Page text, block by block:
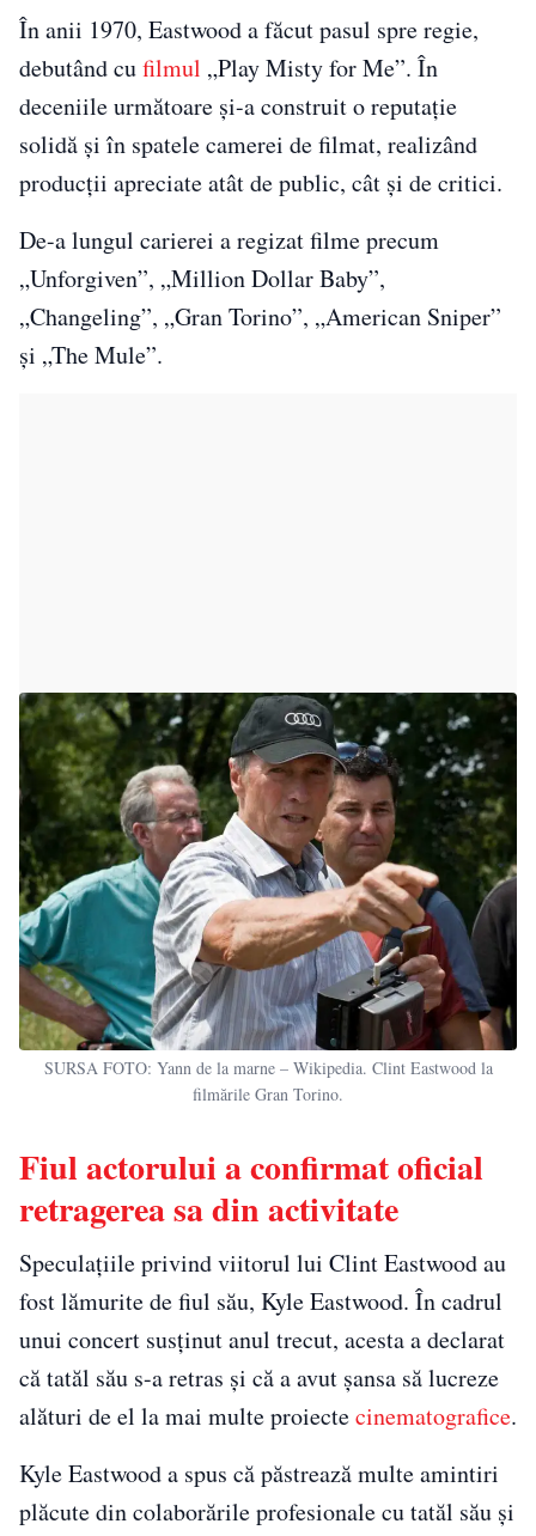
În anii 1970, Eastwood a făcut pasul spre regie,
debutând cufilmul „Play Misty for Me”. În
deceniile următoare și-a construit o reputație
solidă și în spatele camerei de filmat, realizând
producții apreciate atât de public, cât și de critici.
De-a lungul carierei a regizat filme precum
„Unforgiven”, „Million Dollar Baby”,
„Changeling”, „Gran Torino”, „American Sniper”
și „The Mule”.
SURSA FOTO: Yann de la marne – Wikipedia. Clint Eastwood la
filmările Gran Torino.
Fiul actorului a confirmat oficial
retragerea sa din activitate
Speculațiile privind viitorul lui Clint Eastwood au
fost lămurite de fiul său, Kyle Eastwood. În cadrul
unui concert susținut anul trecut, acesta a declarat
că tatăl său s-a retras și că a avut șansa să lucreze
alături de el la mai multe proiectecinematografice.
Kyle Eastwood a spus că păstrează multe amintiri
plăcute din colaborările profesionale cu tatăl său și